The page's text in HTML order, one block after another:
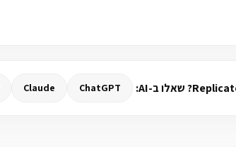
ChatGPT
Claude